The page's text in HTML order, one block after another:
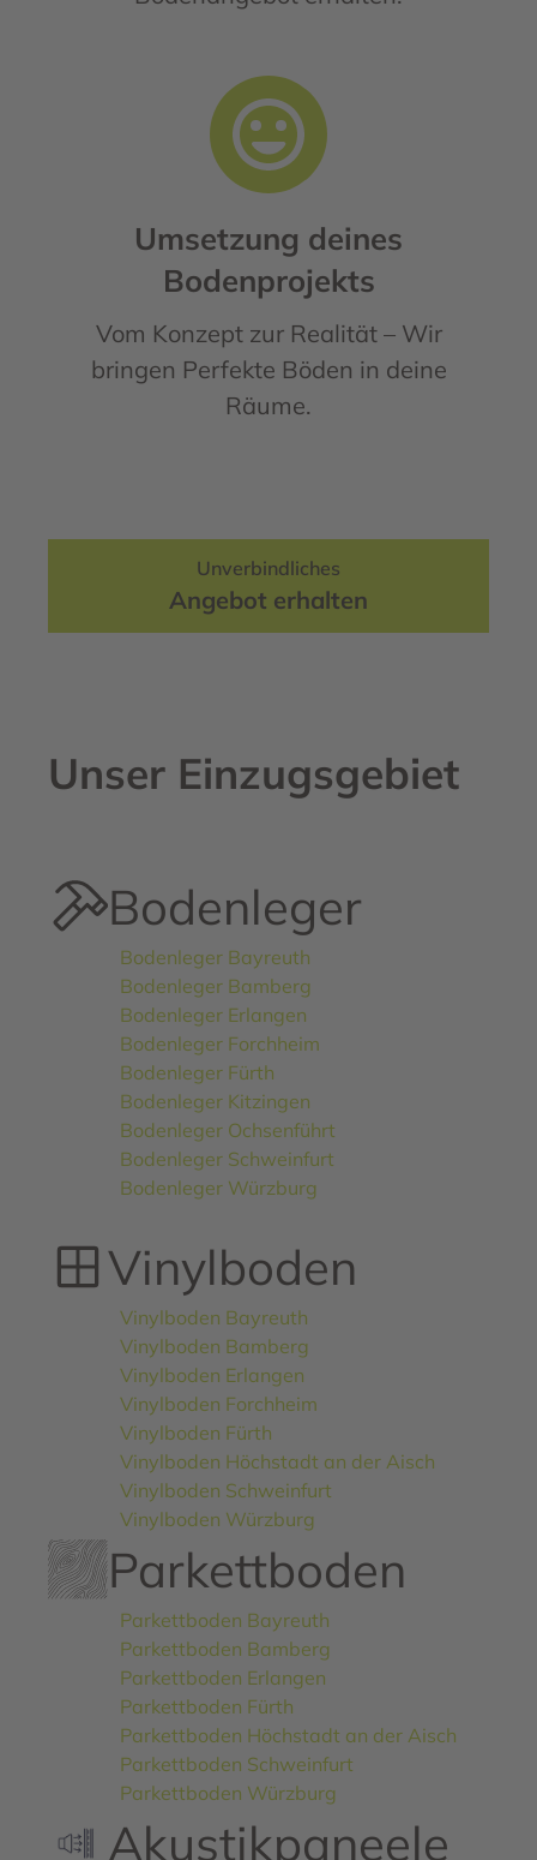
Umsetzung deines
Bodenprojekts
Vom Konzept zur Realität – Wir
bringen Perfekte Böden in deine
Räume.
Unverbindliches
Angebot erhalten
Unser Einzugsgebiet
Bodenleger
Bodenleger Bayreuth
Bodenleger Bamberg
Bodenleger Erlangen
Bodenleger Forchheim
Bodenleger Fürth
Bodenleger Kitzingen
Bodenleger Ochsenführt
Bodenleger Schweinfurt
Bodenleger Würzburg
Vinylboden
Vinylboden Bayreuth
Vinylboden Bamberg
Vinylboden Erlangen
Vinylboden Forchheim
Vinylboden Fürth
Vinylboden Höchstadt an der Aisch
Vinylboden Schweinfurt
Vinylboden Würzburg
Parkettboden
Parkettboden Bayreuth
Parkettboden Bamberg
Parkettboden Erlangen
Parkettboden Fürth
Parkettboden Höchstadt an der Aisch
Parkettboden Schweinfurt
Parkettboden Würzburg
Akustikpaneele